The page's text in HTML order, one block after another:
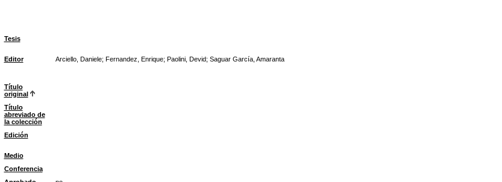
Tesis
Editor Arciello, Daniele; Fernandez, Enrique; Paolini, Devid; Saguar García, Amaranta
Título
original
Título
abreviado de
la colección
Edición
Medio
Conferencia